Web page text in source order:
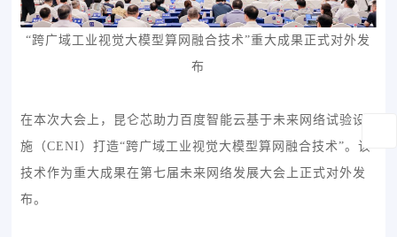
“跨广域工业视觉大模型算网融合技术”重大成果正式对外发
布
在本次大会上，昆仑芯助力百度智能云基于未来网络试验设
施（CENI）打造“跨广域工业视觉大模型算网融合技术”。该
技术作为重大成果在第七届未来网络发展大会上正式对外发
布。